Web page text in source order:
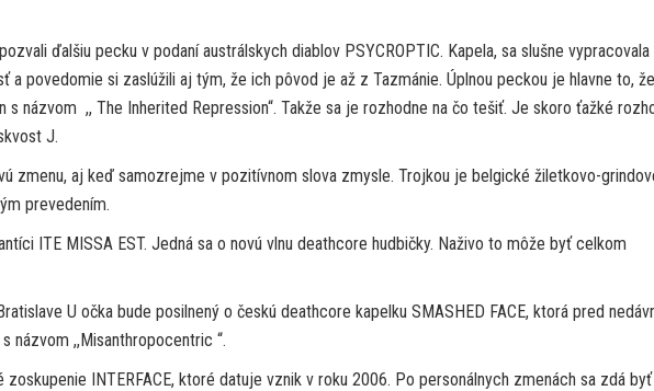
ďalšiu pecku v podaní austrálskych diablov PSYCROPTIC. Kapela, sa slušne vypracovala
a povedomie si zaslúžili aj tým, že ich pôvod je až z Tazmánie. Úplnou peckou je hlavne to,
s názvom ,, The Inherited Repression“. Takže sa je rozhodne na čo tešiť. Je skoro ťažké
J.
zmenu, aj keď samozrejme v pozitívnom slova zmysle. Trojkou je belgické žiletkovo-
prevedením.
ITE MISSA EST. Jedná sa o novú vlnu deathcore hudbičky. Naživo to môže byť celkom
U očka bude posilnený o českú deathcore kapelku SMASHED FACE, ktorá pred
názvom ,,Misanthropocentric “.
INTERFACE, ktoré datuje vznik v roku 2006. Po personálnych zmenách sa zdá byť